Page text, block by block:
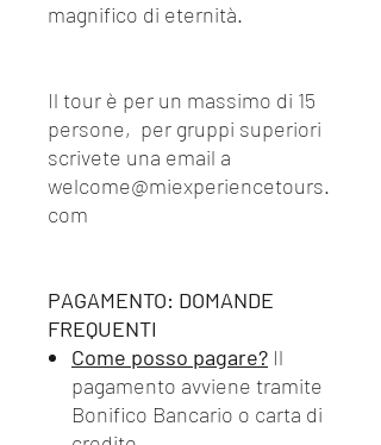
magnifico di eternità.
Il tour è per un massimo di 15
persone, per gruppi superiori
scrivete una email a
welcome@miexperiencetours.
com
PAGAMENTO: DOMANDE
FREQUENTI
Come posso pagare? Il
pagamento avviene tramite
Bonifico Bancario o carta di